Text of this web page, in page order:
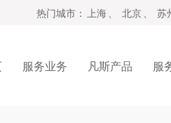
热门城市： 上海 、 北京 、 苏
服务业务 凡斯产品 服